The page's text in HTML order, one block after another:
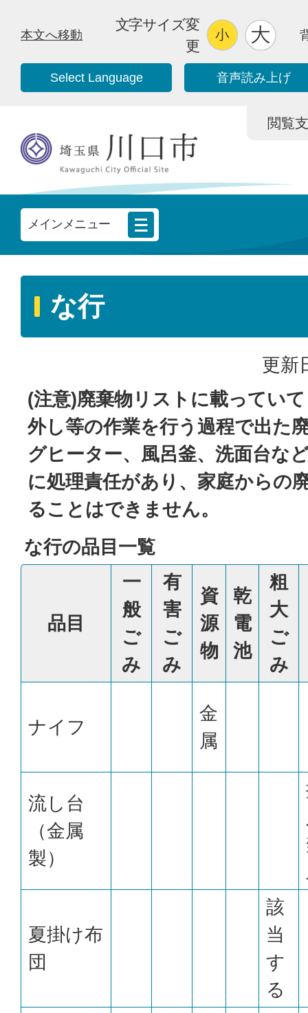
本文へ移動
文字サイズ変
更
Select Language 音声読み上げ
閲覧
メインメニュー
な行
更新
(注意)廃棄物リストに載ってい
外し等の作業を行う過程で出た
グヒーター、風呂釜、洗面台な
に処理責任があり、家庭からの
ることはできません。
な行の品目一覧
品目
一
般
ご
み
有
害
ご
み
資
源
物
乾
電
池
粗
大
ご
み
ナイフ
金
属
流し台
（金属
製）
夏掛け布
団
該
当
す
る